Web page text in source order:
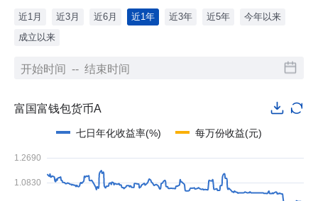
近1月 近3月 近6月 近1年 近3年 近5年
今年以来
成立以来
富国富钱包货币A
七日年化收益率(%) 每万份收益(元)